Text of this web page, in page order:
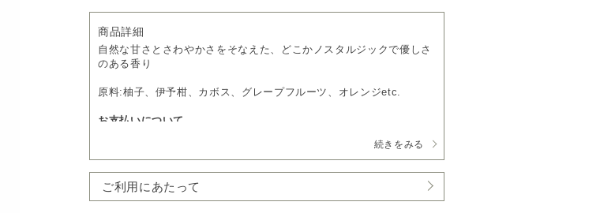
商品詳細
自然な甘さとさわやかさをそなえた、どこかノスタルジックで優しさ
のある香り
原料:柚子、伊予柑、カボス、グレープフルーツ、オレンジetc.
お支払いについて
→定期購入 15%OFF42,075円（税込）
・1回につき1本をお届けします。
続きをみる
ご利用にあたって